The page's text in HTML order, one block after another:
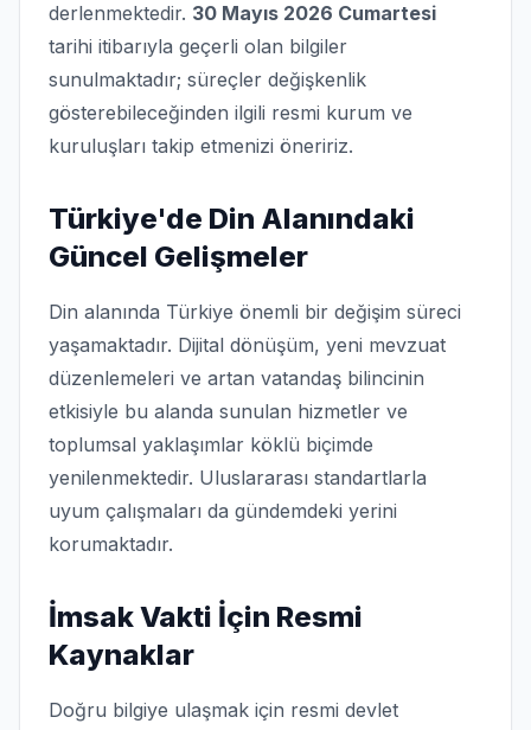
derlenmektedir. 30 Mayıs 2026 Cumartesi
tarihi itibarıyla geçerli olan bilgiler
sunulmaktadır; süreçler değişkenlik
gösterebileceğinden ilgili resmi kurum ve
kuruluşları takip etmenizi öneririz.
Türkiye'de Din Alanındaki
Güncel Gelişmeler
Din alanında Türkiye önemli bir değişim süreci
yaşamaktadır. Dijital dönüşüm, yeni mevzuat
düzenlemeleri ve artan vatandaş bilincinin
etkisiyle bu alanda sunulan hizmetler ve
toplumsal yaklaşımlar köklü biçimde
yenilenmektedir. Uluslararası standartlarla
uyum çalışmaları da gündemdeki yerini
korumaktadır.
İmsak Vakti İçin Resmi
Kaynaklar
Doğru bilgiye ulaşmak için resmi devlet